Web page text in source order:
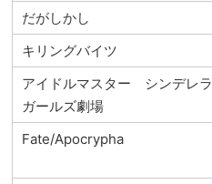
だがしかし
キリングバイツ
アイドルマスター シンデレラ
ガールズ劇場
Fate/Apocrypha